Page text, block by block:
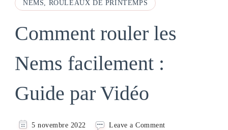
NEMS, ROULEAUX DE PRINTEMPS
Comment rouler les
Nems facilement :
Guide par Vidéo
5 novembre 2022 Leave a Commenton